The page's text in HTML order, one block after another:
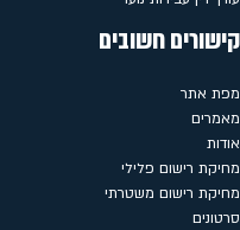
קישורים חשובים
מפת אתר
מאמרים
אודות
מחיקת רישום פלילי
מחיקת רישום משטרתי
סרטונים